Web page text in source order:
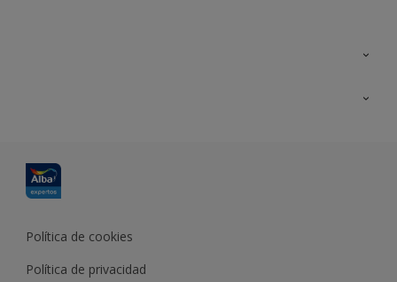
Política de cookies
Política de privacidad